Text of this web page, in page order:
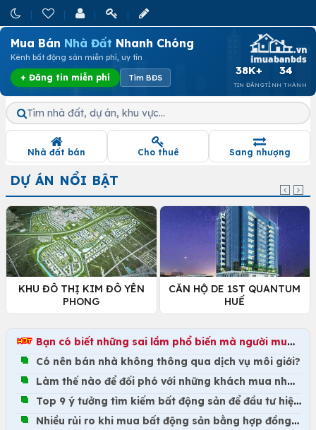
Mua Bán Nhà Đất Nhanh Chóng
Kênh bất động sản miễn phí, uy tín
+ Đăng tin miễn phí Tìm BĐS
38K+
TIN ĐĂNG
34
TỈNH THÀNH
Tìm nhà đất, dự án, khu vực…
Nhà đất bán Cho thuê Sang nhượng
DỰ ÁN NỔI BẬT
KHU ĐÔ THỊ KIM ĐÔ YÊN
PHONG
CĂN HỘ DE 1ST QUANTUM
HUẾ
Bạn có biết những sai lầm phổ biến mà người mua nhà hay mắc phải?
Có nên bán nhà không thông qua dịch vụ môi giới?
Làm thế nào để đối phó với những khách mua nhà khó chiều?
Top 9 ý tưởng tìm kiếm bất động sản để đầu tư hiệu quả
Nhiều rủi ro khi mua bất động sản bằng hợp đồng góp vốn